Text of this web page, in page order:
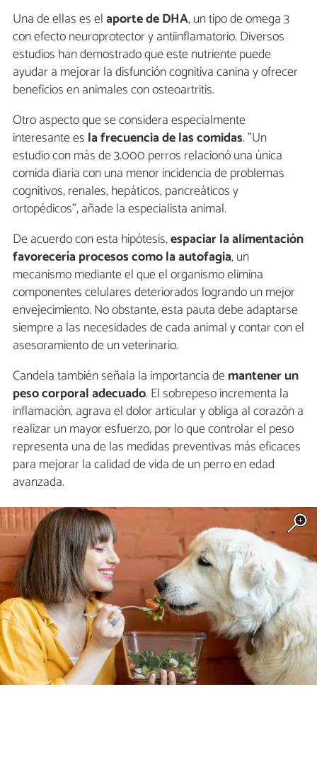
Una de ellas es elaporte de DHA, un tipo de omega 3
con efecto neuroprotector y antiinflamatorio. Diversos
estudios han demostrado que este nutriente puede
ayudar a mejorar la disfunción cognitiva canina y ofrecer
beneficios en animales con osteoartritis.
Otro aspecto que se considera especialmente
interesante es la frecuencia de las comidas. "Un
estudio con más de 3.000 perros relacionó una única
comida diaria con una menor incidencia de problemas
cognitivos, renales, hepáticos, pancreáticos y
ortopédicos", añade la especialista animal.
De acuerdo con esta hipótesis,espaciar la alimentación
favorecería procesos como la autofagia, un
mecanismo mediante el que el organismo elimina
componentes celulares deteriorados logrando un mejor
envejecimiento. No obstante, esta pauta debe adaptarse
siempre a las necesidades de cada animal y contar con el
asesoramiento de un veterinario.
Candela también señala la importancia demantener un
peso corporal adecuado. El sobrepeso incrementa la
inflamación, agrava el dolor articular y obliga al corazón a
realizar un mayor esfuerzo, por lo que controlar el peso
representa una de las medidas preventivas más eficaces
para mejorar la calidad de vida de un perro en edad
avanzada.